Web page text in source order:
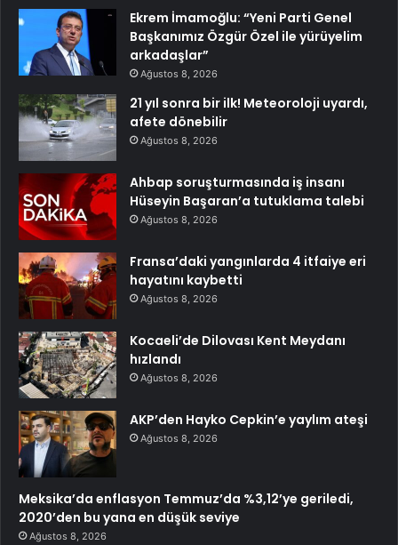
Ekrem İmamoğlu: “Yeni Parti Genel
Başkanımız Özgür Özel ile yürüyelim
arkadaşlar”
Ağustos 8, 2026
21 yıl sonra bir ilk! Meteoroloji uyardı,
afete dönebilir
Ağustos 8, 2026
Ahbap soruşturmasında iş insanı
Hüseyin Başaran’a tutuklama talebi
Ağustos 8, 2026
Fransa’daki yangınlarda 4 itfaiye eri
hayatını kaybetti
Ağustos 8, 2026
Kocaeli’de Dilovası Kent Meydanı
hızlandı
Ağustos 8, 2026
AKP’den Hayko Cepkin’e yaylım ateşi
Ağustos 8, 2026
Meksika’da enflasyon Temmuz’da %3,12’ye geriledi,
2020’den bu yana en düşük seviye
Ağustos 8, 2026